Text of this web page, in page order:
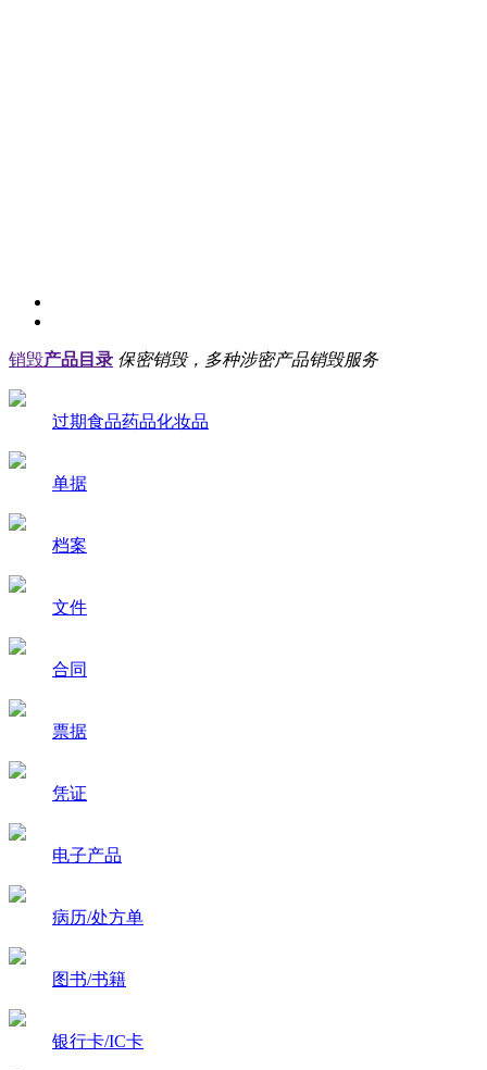
销毁产品目录 保密销毁，多种涉密产品销毁服务
过期食品药品化妆品
单据
档案
文件
合同
票据
凭证
电子产品
病历/处方单
图书/书籍
银行卡/IC卡